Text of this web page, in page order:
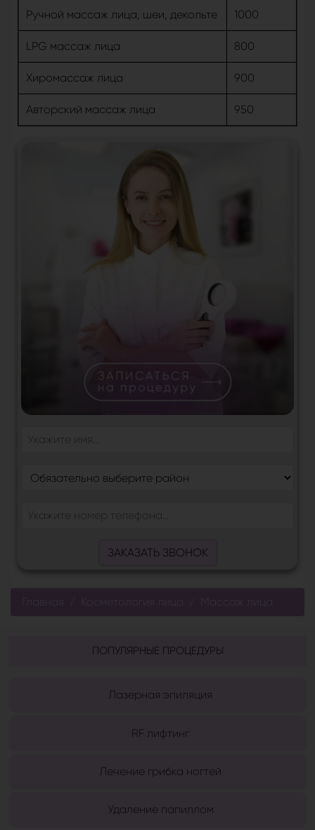
Ручной массаж лица, шеи, декольте 1000
LPG массаж лица 800
Хиромассаж лица 900
Авторский массаж лица 950
ЗАКАЗАТЬ ЗВОНОК
Главная Косметология лица Массаж лица
ПОПУЛЯРНЫЕ ПРОЦЕДУРЫ
Лазерная эпиляция
RF лифтинг
Лечение грибка ногтей
Удаление папиллом